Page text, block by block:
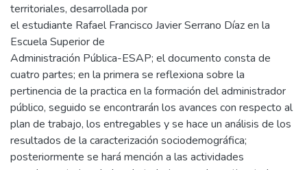
territoriales, desarrollada por
el estudiante Rafael Francisco Javier Serrano Díaz en la
Escuela Superior de
Administración Pública-ESAP; el documento consta de
cuatro partes; en la primera se reflexiona sobre la
pertinencia de la practica en la formación del administrador
público, seguido se encontrarán los avances con respecto al
plan de trabajo, los entregables y se hace un análisis de los
resultados de la caracterización sociodemográfica;
posteriormente se hará mención a las actividades